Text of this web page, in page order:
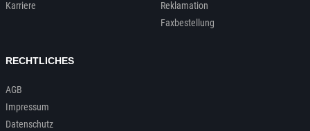
Karriere
Reklamation
Faxbestellung
RECHTLICHES
AGB
Impressum
Datenschutz